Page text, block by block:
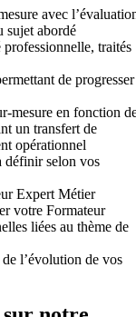
avec
sujet abordé
traités
de progresser
mesure en fonction
un transfert de
opérationnel
définir selon vos
Expert Métier
votre Formateur
liées au thème de
l’évolution de vos